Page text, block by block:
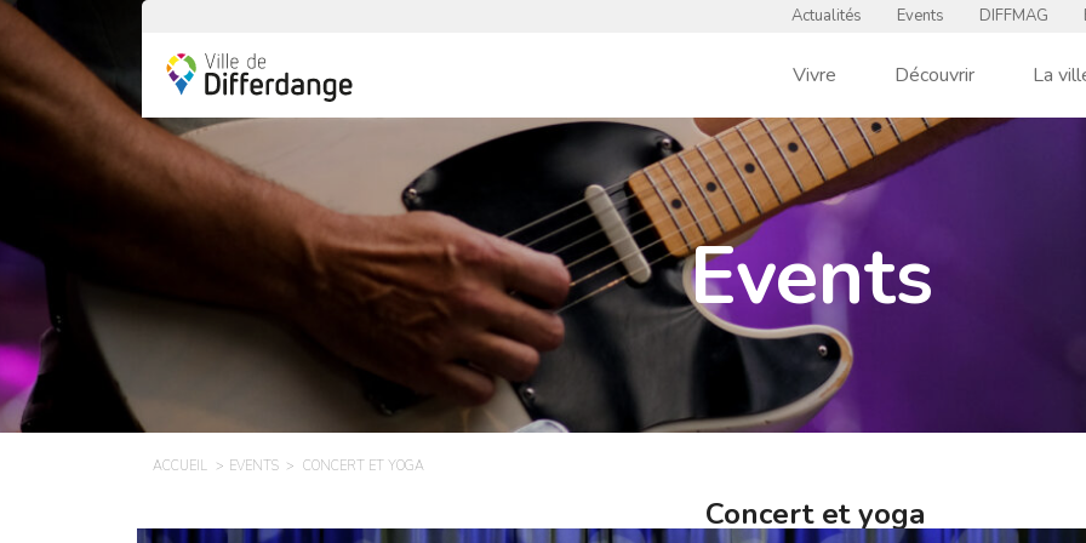
Actualités Events DIFFMAG
Vivre Découvrir La
Events
ACCUEIL EVENTS CONCERT ET YOGA
Concert et yoga